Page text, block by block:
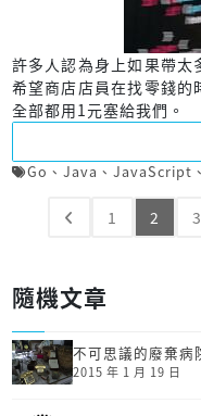
許多人認為身上如果帶
希望商店店員在找零錢
全部都用1元塞給我們。
Go 、 Java 、 JavaScript 、
1 2 3
隨機文章
不可思議的廢棄病
2015 年 1 月 19 日